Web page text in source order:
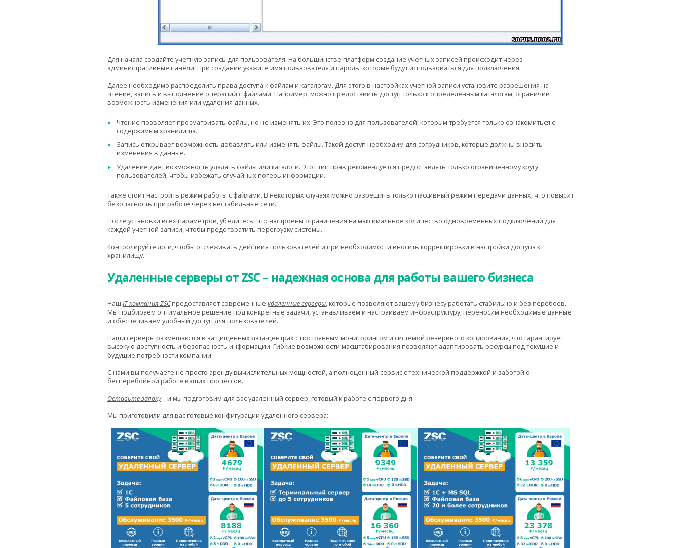
Для начала создайте учетную запись для пользователя. На большинстве платформ создание учетных записей происходит через
административные панели. При создании укажите имя пользователя и пароль, которые будут использоваться для подключения.
Далее необходимо распределить права доступа к файлам и каталогам. Для этого в настройках учетной записи установите разрешения на
чтение, запись и выполнение операций с файлами. Например, можно предоставить доступ только к определенным каталогам, ограничив
возможность изменения или удаления данных.
Чтение позволяет просматривать файлы, но не изменять их. Это полезно для пользователей, которым требуется только ознакомиться с
содержимым хранилища.
Запись открывает возможность добавлять или изменять файлы. Такой доступ необходим для сотрудников, которые должны вносить
изменения в данные.
Удаление дает возможность удалять файлы или каталоги. Этот тип прав рекомендуется предоставлять только ограниченному кругу
пользователей, чтобы избежать случайных потерь информации.
Также стоит настроить режим работы с файлами. В некоторых случаях можно разрешить только пассивный режим передачи данных, что повысит
безопасность при работе через нестабильные сети.
После установки всех параметров, убедитесь, что настроены ограничения на максимальное количество одновременных подключений для
каждой учетной записи, чтобы предотвратить перегрузку системы.
Контролируйте логи, чтобы отслеживать действия пользователей и при необходимости вносить корректировки в настройки доступа к
хранилищу.
Удаленные серверы от ZSC – надежная основа для работы вашего бизнеса
Наш IT-компания ZSCпредоставляет современные удаленные серверы, которые позволяют вашему бизнесу работать стабильно и без перебоев.
Мы подбираем оптимальное решение под конкретные задачи, устанавливаем и настраиваем инфраструктуру, переносим необходимые данные
и обеспечиваем удобный доступ для пользователей.
Наши серверы размещаются в защищенных дата-центрах с постоянным мониторингом и системой резервного копирования, что гарантирует
высокую доступность и безопасность информации. Гибкие возможности масштабирования позволяют адаптировать ресурсы под текущие и
будущие потребности компании.
С нами вы получаете не просто аренду вычислительных мощностей, а полноценный сервис с технической поддержкой и заботой о
бесперебойной работе ваших процессов.
Оставьте заявку– и мы подготовим для вас удаленный сервер, готовый к работе с первого дня.
Мы приготовили для вас готовые конфигурации удаленного сервера: